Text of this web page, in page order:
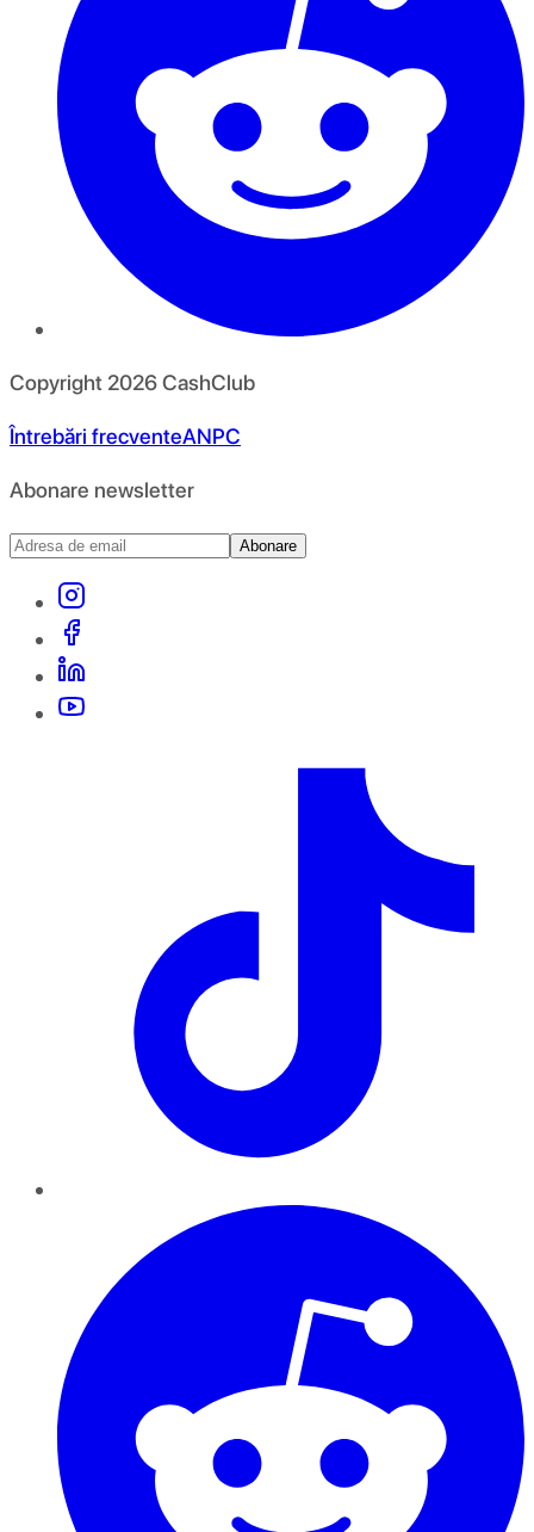
Copyright 2026CashClub
Întrebări frecventeANPC
Abonare newsletter
Abonare